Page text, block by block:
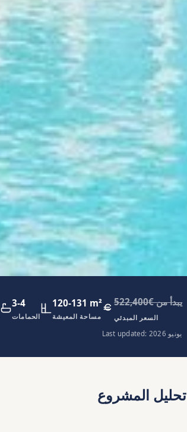
3-4
الحمامات
120-131 m²
مساحة المعيشة
يبدأ من €522,400
السعر المبدئي
Last updated: يونيو 2026
تحليل المشروع